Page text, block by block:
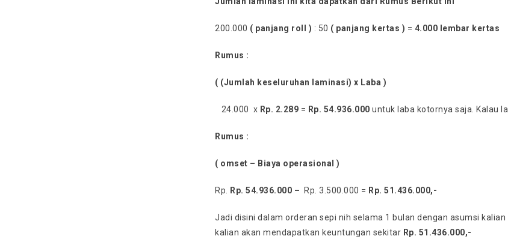
200.000 ( panjang roll ) : 50 ( panjang kertas ) = 4.000 lembar kertas
Rumus :
( (Jumlah keseluruhan laminasi) x Laba )
24.000 x Rp. 2.289 = Rp. 54.936.000 untuk laba kotornya saja. Kalau
Rumus :
( omset – Biaya operasional )
Rp. Rp. 54.936.000 – Rp. 3.500.000 = Rp. 51.436.000,-
Jadi disini dalam orderan sepi nih selama 1 bulan dengan asumsi
kalian akan mendapatkan keuntungan sekitar Rp. 51.436.000,-